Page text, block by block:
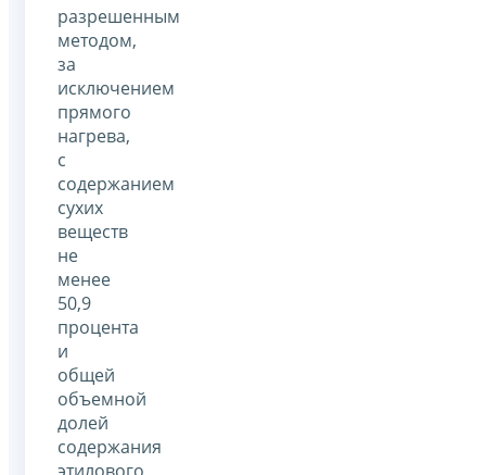
разрешенным
методом,
за
исключением
прямого
нагрева,
с
содержанием
сухих
веществ
не
менее
50,9
процента
и
общей
объемной
долей
содержания